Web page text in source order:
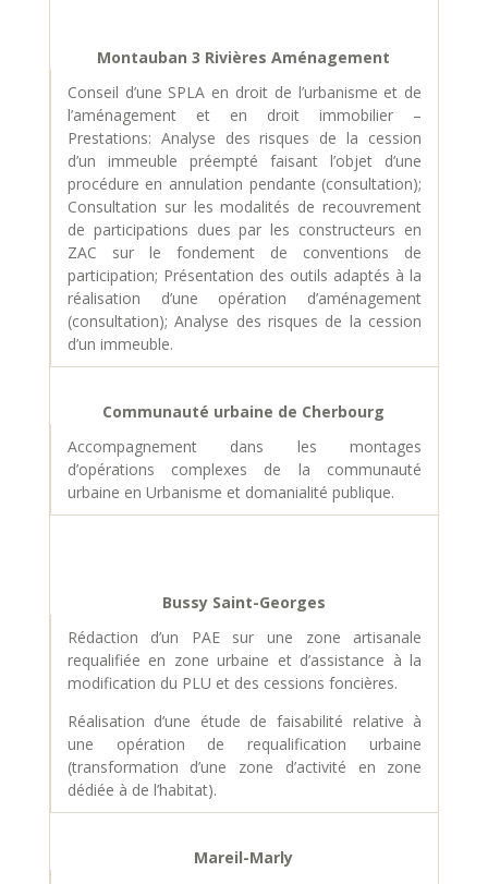
Montauban 3 Rivières Aménagement
Conseil d’une SPLA en droit de l’urbanisme et de
l’aménagement et en droit immobilier –
Prestations: Analyse des risques de la cession
d’un immeuble préempté faisant l’objet d’une
procédure en annulation pendante (consultation);
Consultation sur les modalités de recouvrement
de participations dues par les constructeurs en
ZAC sur le fondement de conventions de
participation; Présentation des outils adaptés à la
réalisation d’une opération d’aménagement
(consultation); Analyse des risques de la cession
d’un immeuble.
Communauté urbaine de Cherbourg
Accompagnement dans les montages
d’opérations complexes de la communauté
urbaine en Urbanisme et domanialité publique.
Bussy Saint-Georges
Rédaction d’un PAE sur une zone artisanale
requalifiée en zone urbaine et d’assistance à la
modification du PLU et des cessions foncières.
Réalisation d’une étude de faisabilité relative à
une opération de requalification urbaine
(transformation d’une zone d’activité en zone
dédiée à de l’habitat).
Mareil-Marly